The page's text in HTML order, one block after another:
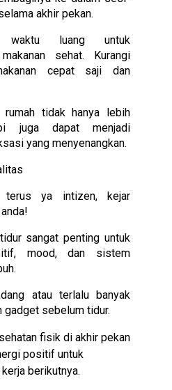
akhir pekan.
waktu luang untuk
sehat. Kurangi
cepat saji dan
tidak hanya lebih
juga dapat menjadi
yang menyenangkan.
terus ya intizen, kejar
sangat penting untuk
mood, dan sistem
atau terlalu banyak
gadget sebelum tidur.
fisik di akhir pekan
positif untuk
berikutnya.